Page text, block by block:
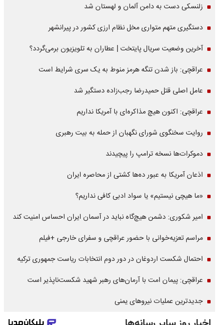
زلنسکی دست به دامن آلمان و لهستان شد
دستگیری متهم متواری مخل نظام ارزی کشور در پیرانشهر
آخرین وضعیت سریال پایتخت | عطاران به تلویزیون برمی‌گردد؟
عراقچی: باز شدن تنگه هرمز منوط به یک سری شرایط است
عامل اصلی قتل حمیدرضا رجب‌زاده دستگیر شد
عراقچی: اکنون هیچ مذاکره‌ای با آمریکا نداریم
روایت سخنگوی شورای نگهبان از حمله به بیت رهبری
دموکرات‌ها نسخه ترامپ را پیچیدند
اذعان آمریکا به عبور ده‌ها کشتی از محاصره ایران
«ما هیچی نیستیم» یا سواد ادبی کافی نداریم؟
امیر شکوری: دشمن هیچ‌گاه نباید در آسمان ایران احساس امنیت کند
مراسم تعزیه‌خوانی با حضور عراقچی و سفرای خارجی +فیلم
احتمال شکست اردوغان در دور دوم انتخابات ریاست جمهوری ترکیه
عراقچی: پیمان امت با آرمان‌های رهبر شهید شکست‌ناپذیر است
جدیدترین عملیات نیروهای یمنی